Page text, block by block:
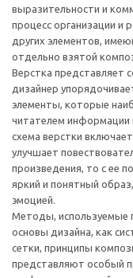
выразительности и
процесс организации
других элементов,
отдельно взятой
Верстка представляет
дизайнер
элементы, которые
читателем информации
схема верстки
улучшает
произведения, то с ее
яркий и понятный
эмоцией.
Методы, используемые
основы дизайна, как
сетки, принципы
представляют особый